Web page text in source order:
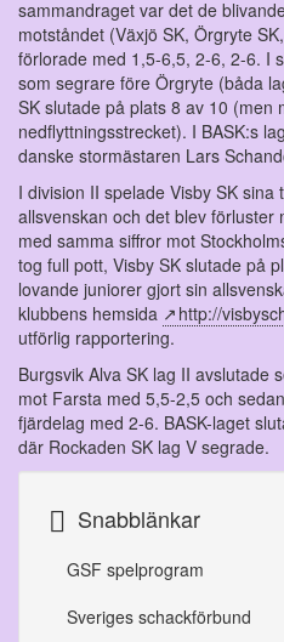
sammandraget var det de
motståndet (Växjö SK, Örgryte
förlorade med 1,5-6,5, 2-6, 2-6. I
som segrare före Örgryte (båda
SK slutade på plats 8 av 10 (men
nedflyttningsstrecket). I BASK:s
danske stormästaren Lars
I division II spelade Visby SK
allsvenskan och det blev förluster
med samma siffror mot
tog full pott, Visby SK slutade på
lovande juniorer gjort sin
klubbens hemsida
http://
utförlig rapportering.
Burgsvik Alva SK lag II avslutade
mot Farsta med 5,5-2,5 och
fjärdelag med 2-6. BASK-laget
där Rockaden SK lag V segrade.
Snabblänkar
GSF spelprogram
Sveriges schackförbund